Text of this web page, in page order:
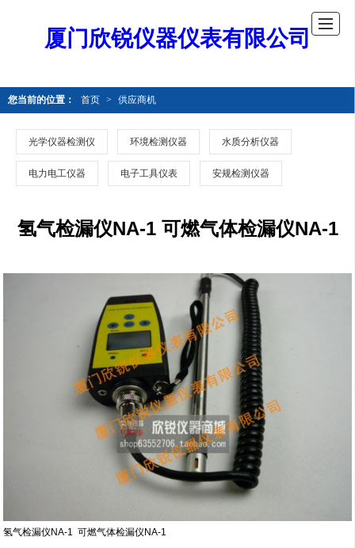
厦门欣锐仪器仪表有限公司
您当前的位置： 首页 > 供应商机
光学仪器检测仪 环境检测仪器 水质分析仪器
电力电工仪器 电子工具仪表 安规检测仪器
氢气检漏仪NA-1 可燃气体检漏仪NA-1
氢气检漏仪NA-1 可燃气体检漏仪NA-1